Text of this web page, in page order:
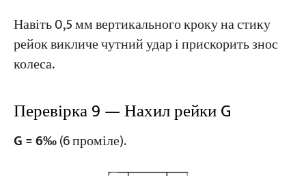
Навіть 0,5 мм вертикального кроку на стику
рейок викличе чутний удар і прискорить знос
колеса.
Перевірка 9 — Нахил рейки G
G = 6‰(6 проміле).